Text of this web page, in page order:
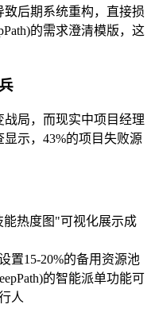
后期系统重构，直接损
的需求澄清模版，这
局，而现实中项目经理
示，43%的项目失败源
热度图"可视化展示成
置15-20%的备用资源池
的智能派单功能可
人